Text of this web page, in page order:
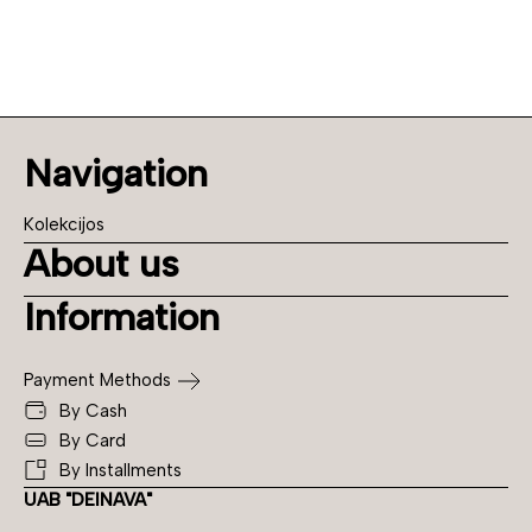
UAB "DEINAVA"
Navigation
Kolekcijos
About us
Information
Payment Methods
By Cash
By Card
By Installments